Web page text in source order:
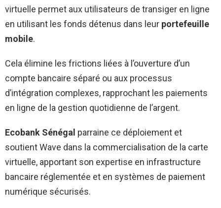
virtuelle permet aux utilisateurs de transiger en ligne
en utilisant les fonds détenus dans leur portefeuille
mobile.
Cela élimine les frictions liées à l’ouverture d’un
compte bancaire séparé ou aux processus
d’intégration complexes, rapprochant les paiements
en ligne de la gestion quotidienne de l’argent.
Ecobank Sénégal parraine ce déploiement et
soutient Wave dans la commercialisation de la carte
virtuelle, apportant son expertise en infrastructure
bancaire réglementée et en systèmes de paiement
numérique sécurisés.